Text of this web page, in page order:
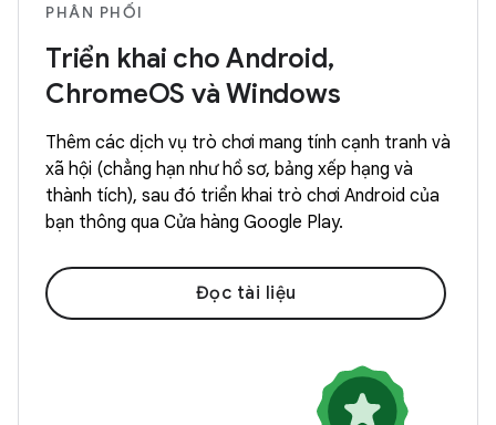
PHÂN PHỐI
Triển khai cho Android,
ChromeOS và Windows
Thêm các dịch vụ trò chơi mang tính cạnh tranh và
xã hội (chẳng hạn như hồ sơ, bảng xếp hạng và
thành tích), sau đó triển khai trò chơi Android của
bạn thông qua Cửa hàng Google Play.
Đọc tài liệu